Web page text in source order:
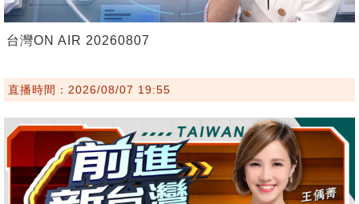
台灣ON AIR 20260807
直播時間：2026/08/07 19:55